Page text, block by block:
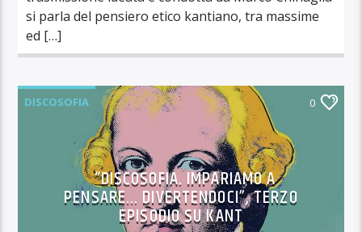
si parla del pensiero etico kantiano, tra massime
ed […]
DISCOSOFIA 0
“DISCOSOFIA. IMPARIAMO A
PENSARE… DIVERTENDOCI”, TERZO
EPISODIO SU KANT